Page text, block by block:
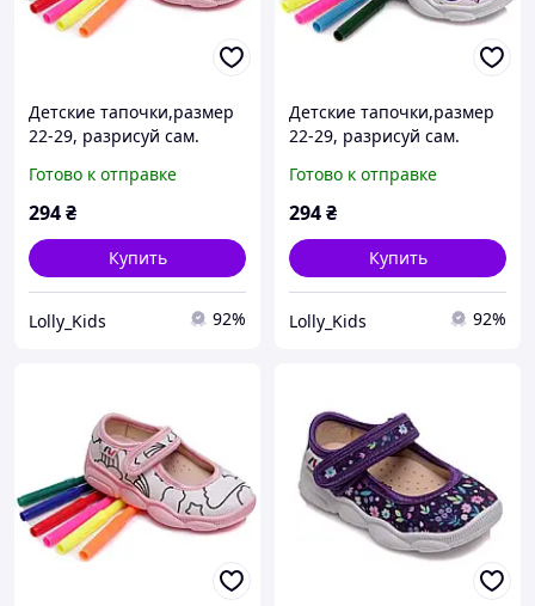
Детские тапочки,размер
22-29, разрисуй сам.
Готово к отправке
294₴
Купить
Lolly_Kids 92%
Детские тапочки,размер
22-29, разрисуй сам.
Готово к отправке
294₴
Купить
Lolly_Kids 92%